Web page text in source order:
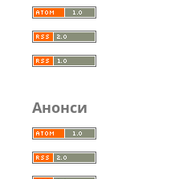
Анонси